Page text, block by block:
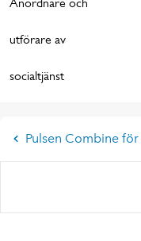
utförare av
socialtjänst
Pulsen Combine